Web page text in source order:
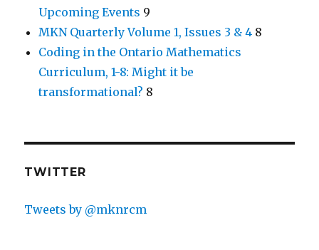
Upcoming Events 9
MKN Quarterly Volume 1, Issues 3 & 4 8
Coding in the Ontario Mathematics
Curriculum, 1-8: Might it be
transformational? 8
TWITTER
Tweets by @mknrcm